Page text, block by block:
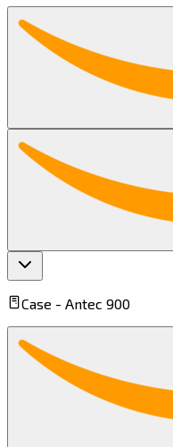
Case - Antec 900​​​​‌ ‍ ​‍​‍‌‍ ‌ ​‍‌‍‍‌‌‍‌ ‌‍‍‌‌‍ ‍​‍​‍​ ‍‍​‍​‍‌ ​ ‌‍​‌‌‍ ‍‌‍‍‌‌ ‌​‌ ‍‌​‍ ‍‌‍‍‌‌‍ ​‍​‍​‍ ​​‍​‍‌‍‍​‌ ​‍‌‍‌‌‌‍‌‍​‍​‍​ ‍‍​‍​‍​‍ ‌‍​‌‌‍‌​‌‍ ‌‌‍‍‌‌‍ ‍​‍ ‌‍‍‌‌‍ ‍‌ ‌​‌‍‌‌‌‍ ‍‌ ‌​​‍ ‌‍‌‌‌‍‌​‌‍‍‌‌ ‌​​‍ ‌‍ ‌‌‍ ‌‍‌​‌‍‌‌​ ‌‌ ​​‌ ​‍‌‍‌‌‌ ​ ‌‍‌‌‌‍ ‍‌ ‌​‌‍​‌‌ ‌​‌‍‍‌‌‍ ‌‍ ‍​ ‍ ‌‍‍‌‌‍‌​​ ‌‌‍​‌‌‍​ ​ ​ ​ ‌ ​ ​​​ ‌‌​ ‌ ‌‍​‌​‍ ‌​ ‌‍​ ​ ‌‍​‍​ ‌ ​‍ ‌​ ‌​​ ‌‍‌‍‌​​ ​‍​‍ ‌‌‍​‌‌‍​ ‌‍‌‌​ ‌​​‍ ‌​ ‌ ‌‍‌‍‌‍‌‍​ ​‌​ ‌‌‌‍​‍​ ​​​ ​‍​ ​‍​ ​‍​ ​ ​ ‌ ​ ‍ ‌ ‌​‌ ‍‌‌ ​​‌‍‌‌​ ‌‌ ​​‌‍​ ‌‍​ ‌‍​‌‌ ​ ‌‍‌‌​ ‍ ‌ ​​‌‍​‌‌ ‌​‌‍‍​​ ‌‌‍ ‍‌‍​‌‌‍ ‌‌‍‌‌​ ‌‍​‍‌‍​‌‌ ​ ‌‍‌‌‌‌‌‌‌ ​‍‌‍ ​​ ‌​‍‌‌​ ​‍‌​‌‍‌‍​‌‌‍‌​‌‍ ‌‌‍‍‌‌‍ ‍​‍‌‍‌‍‍‌‌‍‌​​ ‌‌‍​‌‌‍​ ​ ​ ​ ‌ ​ ​​​ ‌‌​ ‌ ‌‍​‌​‍ ‌​ ‌‍​ ​ ‌‍​‍​ ‌ ​‍ ‌​ ‌​​ ‌‍‌‍‌​​ ​‍​‍ ‌‌‍​‌‌‍​ ‌‍‌‌​ ‌​​‍ ‌​ ‌ ‌‍‌‍‌‍‌‍​ ​‌​ ‌‌‌‍​‍​ ​​​ ​‍​ ​‍​ ​‍​ ​ ​ ‌ ​‍‌‍‌ ‌​‌ ‍‌‌ ​​‌‍‌‌​ ‌‌ ​​‌‍​ ‌‍​ ‌‍​‌‌ ​ ‌‍‌‌​‍‌‍‌ ​​‌‍​‌‌ ‌​‌‍‍​​ ‌‌‍ ‍‌‍​‌‌‍ ‌‌‍‌‌​‍‌‍‌ ​​‌‍‌‌‌ ​‍‌ ​ ‌ ​​‌‍‌‌‌‍​ ‌ ‌​‌‍‍‌‌ ‌‍‌‍‌‌​ ‌‌ ​​‌ ‌‌‌‍​‍‌‍ ​‌‍‍‌‌ ​ ‌‍‍​‌‍‌‌‌‍‌​​‍​‍‌ ‌